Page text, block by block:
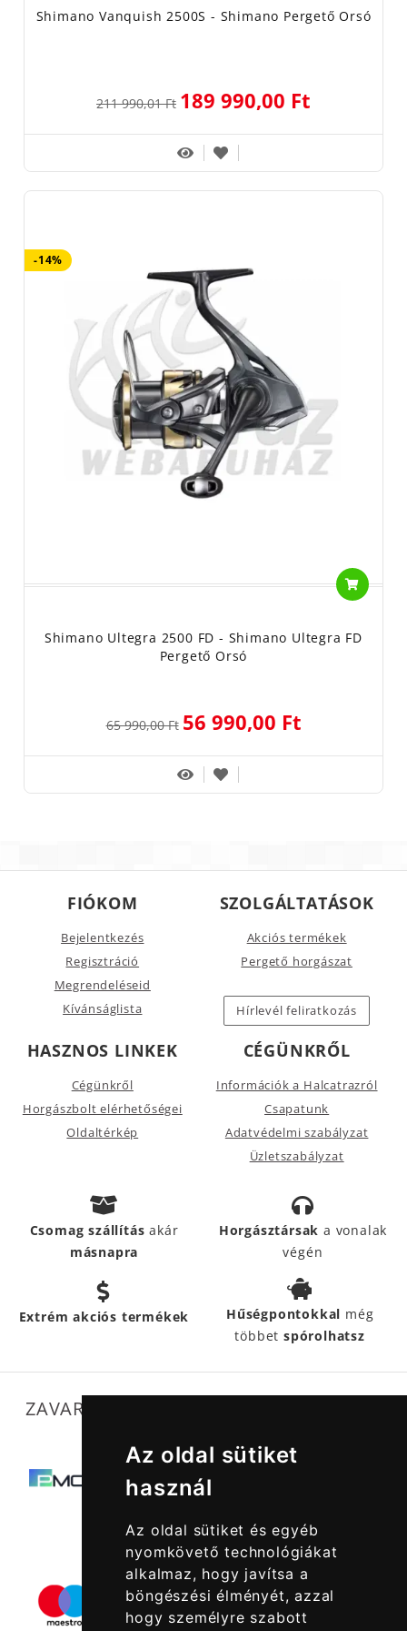
Az oldal sütiket
használ
Az oldal sütiket és egyéb
nyomkövető technológiákat
alkalmaz, hogy javítsa a
böngészési élményét, azzal
hogy személyre szabott
Shimano Vanquish 2500S - Shimano Pergető Orsó
211 990,01 Ft 189 990,00 Ft
-14%
Shimano Ultegra 2500 FD - Shimano Ultegra FD
Pergető Orsó
65 990,00 Ft 56 990,00 Ft
FIÓKOM
Bejelentkezés
Regisztráció
Megrendeléseid
Kívánságlista
SZOLGÁLTATÁSOK
Akciós termékek
Pergető horgászat
Hírlevél feliratkozás
HASZNOS LINKEK
Cégünkről
Horgászbolt elérhetőségei
Oldaltérkép
CÉGÜNKRŐL
Információk a Halcatrazról
Csapatunk
Adatvédelmi szabályzat
Üzletszabályzat
Csomag szállításakár
másnapra
Horgásztársak a vonalak
végén
Extrém akciós termékek Hűségpontokkal még
többetspórolhatsz
ZAVARTALAN MŰKÖDÉSÜNKET SEGÍTIK